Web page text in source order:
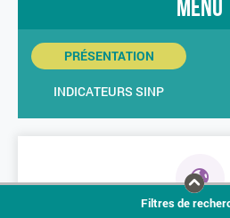
menu
PRÉSENTATION
INDICATEURS SINP
Filtres de